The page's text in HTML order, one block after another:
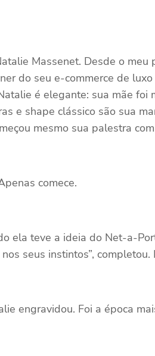
Massenet. Desde o
do seu e-commerce de
é elegante: sua mãe
e shape clássico são sua
mesmo sua palestra
comece.
ela teve a ideia do Net-a-
seus instintos”,
engravidou. Foi a época